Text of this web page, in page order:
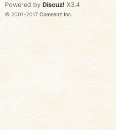
Powered by Discuz! X3.4
© 2001-2017 Comsenz Inc.